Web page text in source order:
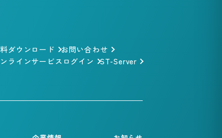
ダウンロード
お問い合わせ
ラインサービスログイン
ST-Server